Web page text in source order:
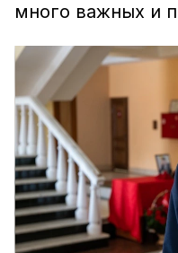
много важных и